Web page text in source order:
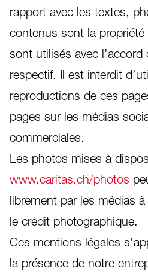
rapport avec les textes,
contenus sont la
sont utilisés avec l'accord
respectif. Il est interdit
reproductions de ces
pages sur les médias
commerciales.
Les photos mises à
www.caritas.ch/photos
librement par les médias
le crédit photographique.
Ces mentions légales
la présence de notre